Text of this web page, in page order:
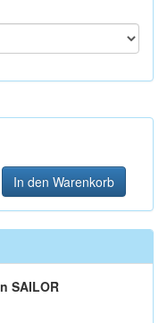
In den Warenkorb
SAILOR